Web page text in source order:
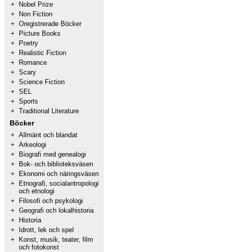
+
Nobel Prize
+
Non Fiction
+ Oregistrerade Böcker
+
Picture Books
+
Poetry
+
Realistic Fiction
+
Romance
+ Scary
+ Science Fiction
+ SEL
+ Sports
+ Traditional Literature
Böcker
+ Allmänt och blandat
+ Arkeologi
+
Biografi med genealogi
+
Bok- och biblioteksväsen
+
Ekonomi och näringsväsen
+
Etnografi, socialantropologi
och etnologi
+
Filosofi och psykologi
+ Geografi och lokalhistoria
+
Historia
+
Idrott, lek och spel
+
Konst, musik, teater, film
och fotokonst